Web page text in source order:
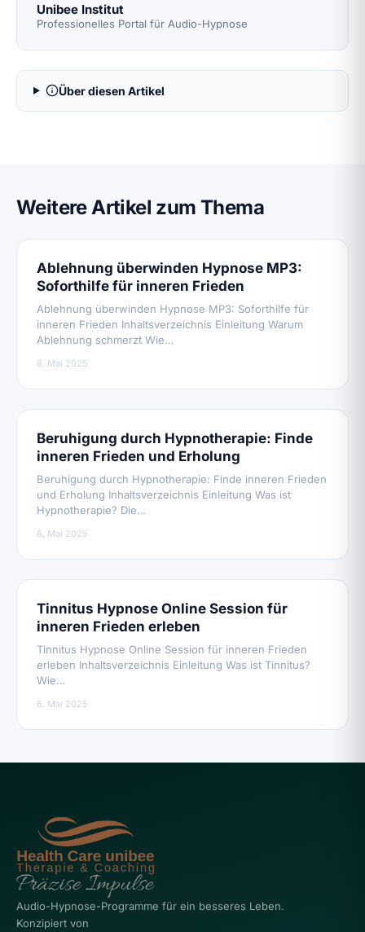
Unibee Institut
Professionelles Portal für Audio-Hypnose
Über diesen Artikel
Weitere Artikel zum Thema
Ablehnung überwinden Hypnose MP3:
Soforthilfe für inneren Frieden
Ablehnung überwinden Hypnose MP3: Soforthilfe für
inneren Frieden Inhaltsverzeichnis Einleitung Warum
Ablehnung schmerzt Wie…
8. Mai 2025
Beruhigung durch Hypnotherapie: Finde
inneren Frieden und Erholung
Beruhigung durch Hypnotherapie: Finde inneren Frieden
und Erholung Inhaltsverzeichnis Einleitung Was ist
Hypnotherapie? Die…
8. Mai 2025
Tinnitus Hypnose Online Session für
inneren Frieden erleben
Tinnitus Hypnose Online Session für inneren Frieden
erleben Inhaltsverzeichnis Einleitung Was ist Tinnitus?
Wie…
6. Mai 2025
Audio-Hypnose-Programme für ein besseres Leben.
Konzipiert von